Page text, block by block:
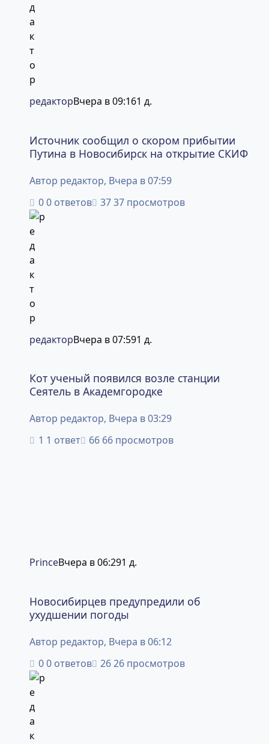
редакторВчера в 09:161 д.
Источник сообщил о скором прибытии
Путина в Новосибирск на открытие СКИФ
Автор редактор, Вчера в 07:59
0 ответов
37 просмотров
редакторВчера в 07:591 д.
Кот ученый появился возле станции
Сеятель в Академгородке
Автор редактор, Вчера в 03:29
1 ответ
66 просмотров
PrinceВчера в 06:291 д.
Новосибирцев предупредили об
ухудшении погоды
Автор редактор, Вчера в 06:12
0 ответов
26 просмотров